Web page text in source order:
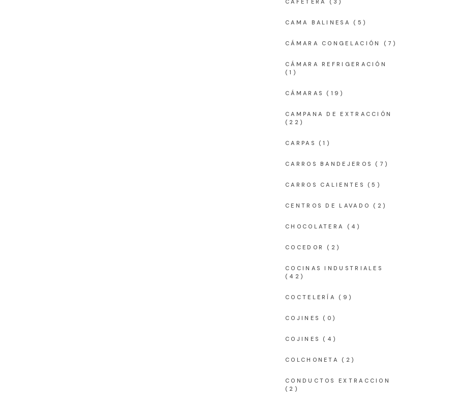
CAFETERA (3)
CAMA BALINESA (5)
CÁMARA CONGELACIÓN (7)
CÁMARA REFRIGERACIÓN
(1)
CÁMARAS (19)
CAMPANA DE EXTRACCIÓN
(22)
CARPAS (1)
CARROS BANDEJEROS (7)
CARROS CALIENTES (5)
CENTROS DE LAVADO (2)
CHOCOLATERA (4)
COCEDOR (2)
COCINAS INDUSTRIALES
(42)
COCTELERÍA (9)
COJINES (0)
COJINES (4)
COLCHONETA (2)
CONDUCTOS EXTRACCION
(2)